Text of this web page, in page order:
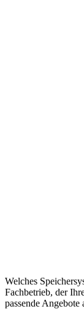
Welches
Fachbetrieb, der
passende Angebote